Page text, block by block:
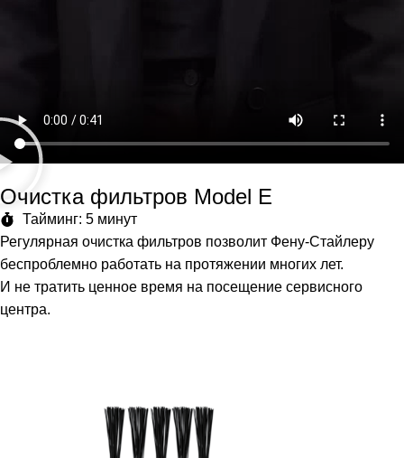
Очистка фильтров Model E
Тайминг: 5 минут
Регулярная очистка фильтров позволит Фену-Стайлеру
беспроблемно работать на протяжении многих лет.
И не тратить ценное время на посещение сервисного
центра.